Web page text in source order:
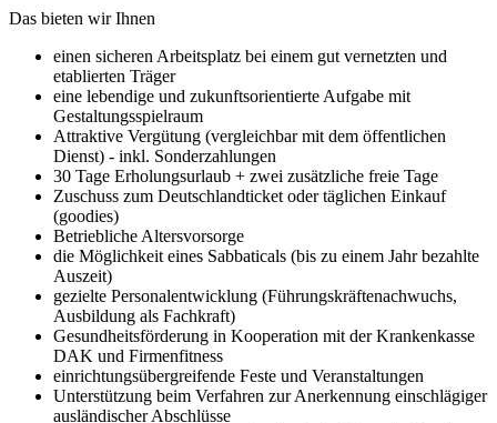
Das bieten wir Ihnen
einen sicheren Arbeitsplatz bei einem gut vernetzten und
etablierten Träger
eine lebendige und zukunftsorientierte Aufgabe mit
Gestaltungsspielraum
Attraktive Vergütung (vergleichbar mit dem öffentlichen
Dienst) - inkl. Sonderzahlungen
30 Tage Erholungsurlaub + zwei zusätzliche freie Tage
Zuschuss zum Deutschlandticket oder täglichen Einkauf
(goodies)
Betriebliche Altersvorsorge
die Möglichkeit eines Sabbaticals (bis zu einem Jahr bezahlte
Auszeit)
gezielte Personalentwicklung (Führungskräftenachwuchs,
Ausbildung als Fachkraft)
Gesundheitsförderung in Kooperation mit der Krankenkasse
DAK und Firmenfitness
einrichtungsübergreifende Feste und Veranstaltungen
Unterstützung beim Verfahren zur Anerkennung einschlägiger
ausländischer Abschlüsse